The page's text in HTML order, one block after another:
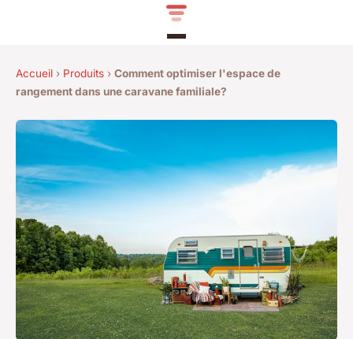
Accueil › Produits › Comment optimiser l'espace de
rangement dans une caravane familiale?